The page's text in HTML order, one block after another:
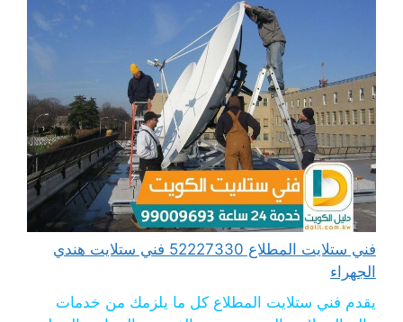
فني ستلايت المطلاع 52227330 فني ستلايت هندي
الجهراء
يقدم فني ستلايت المطلاع كل ما يلزمك من خدمات